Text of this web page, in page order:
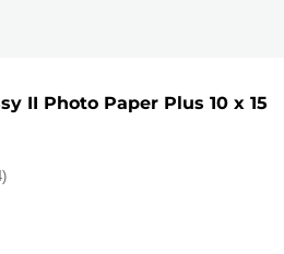
II Photo Paper Plus 10 x 15